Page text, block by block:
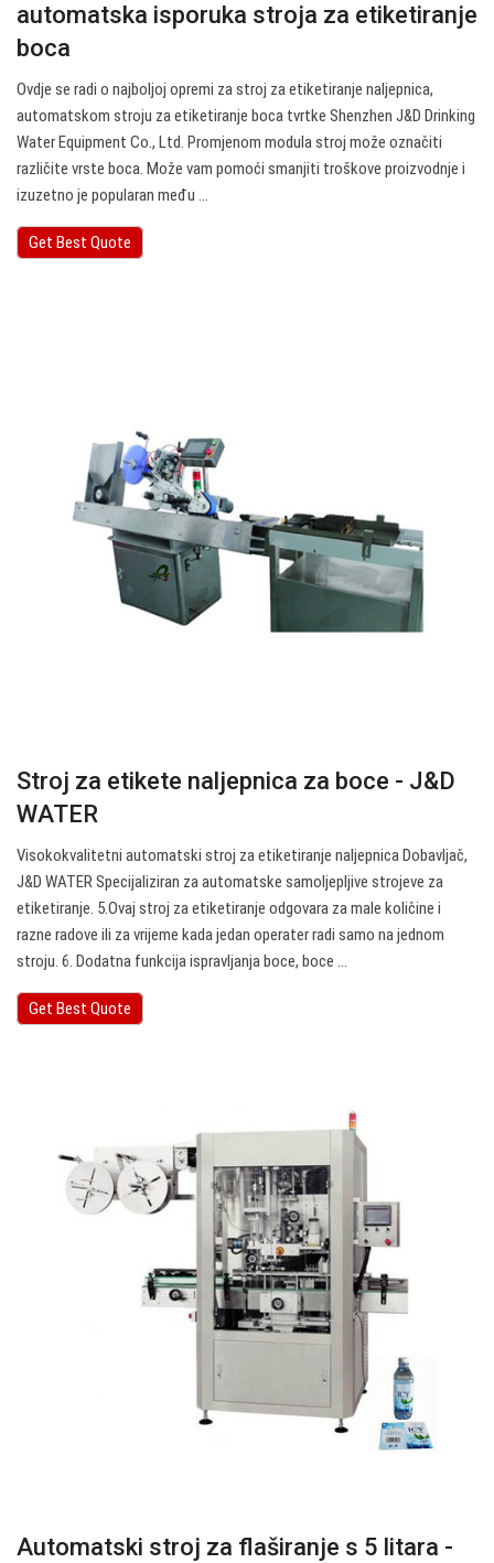
automatska isporuka stroja za etiketiranje
boca
Ovdje se radi o najboljoj opremi za stroj za etiketiranje naljepnica,
automatskom stroju za etiketiranje boca tvrtke Shenzhen J&D Drinking
Water Equipment Co., Ltd. Promjenom modula stroj može označiti
različite vrste boca. Može vam pomoći smanjiti troškove proizvodnje i
izuzetno je popularan među ...
Get Best Quote
Stroj za etikete naljepnica za boce - J&D
WATER
Visokokvalitetni automatski stroj za etiketiranje naljepnica Dobavljač,
J&D WATER Specijaliziran za automatske samoljepljive strojeve za
etiketiranje. 5.Ovaj stroj za etiketiranje odgovara za male količine i
razne radove ili za vrijeme kada jedan operater radi samo na jednom
stroju. 6. Dodatna funkcija ispravljanja boce, boce ...
Get Best Quote
Automatski stroj za flaširanje s 5 litara -